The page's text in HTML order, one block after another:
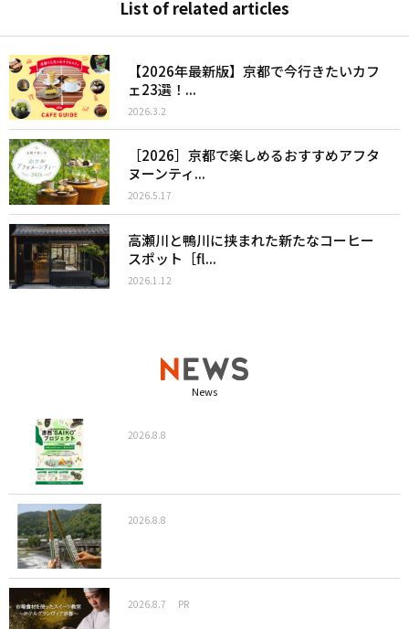
List of related articles
【2026年最新版】京都で今行きたいカフ
ェ23選！...
2026.3.2
［2026］京都で楽しめるおすすめアフタ
ヌーンティ...
2026.5.17
高瀬川と鴨川に挟まれた新たなコーヒー
スポット［fl...
2026.1.12
News
2026.8.8
2026.8.8
2026.8.7 PR